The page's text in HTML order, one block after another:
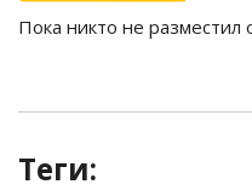
Пока никто не разместил
Теги: